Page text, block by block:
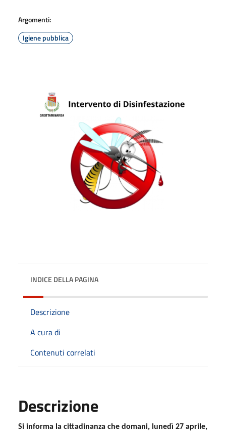
Argomenti:
Igiene pubblica
INDICE DELLA PAGINA
Descrizione
A cura di
Contenuti correlati
Descrizione
Si informa la cittadinanza che domani, lunedì 27 aprile,